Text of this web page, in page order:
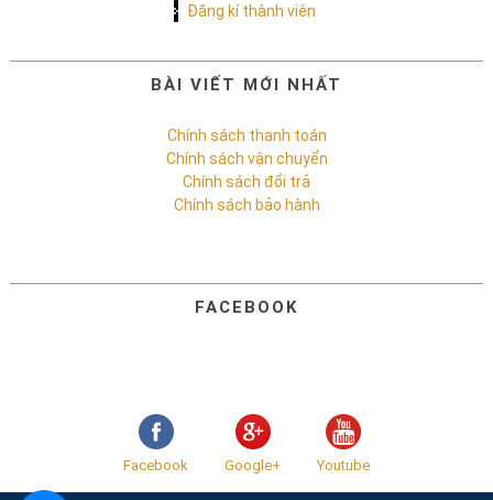
Đăng kí thành viên
BÀI VIẾT MỚI NHẤT
Chính sách thanh toán
Chính sách vận chuyển
Chính sách đổi trả
Chính sách bảo hành
FACEBOOK
Facebook Google+ Youtube